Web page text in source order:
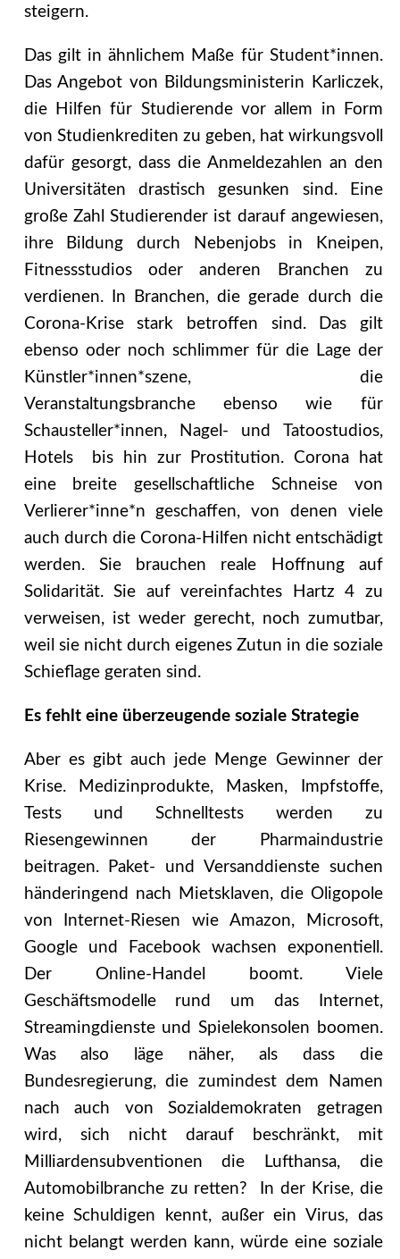
steigern.
Das gilt in ähnlichem Maße für Student*innen.
Das Angebot von Bildungsministerin Karliczek,
die Hilfen für Studierende vor allem in Form
von Studienkrediten zu geben, hat wirkungsvoll
dafür gesorgt, dass die Anmeldezahlen an den
Universitäten drastisch gesunken sind. Eine
große Zahl Studierender ist darauf angewiesen,
ihre Bildung durch Nebenjobs in Kneipen,
Fitnessstudios oder anderen Branchen zu
verdienen. In Branchen, die gerade durch die
Corona-Krise stark betroffen sind. Das gilt
ebenso oder noch schlimmer für die Lage der
Künstler*innen*szene, die
Veranstaltungsbranche ebenso wie für
Schausteller*innen, Nagel- und Tatoostudios,
Hotels bis hin zur Prostitution. Corona hat
eine breite gesellschaftliche Schneise von
Verlierer*inne*n geschaffen, von denen viele
auch durch die Corona-Hilfen nicht entschädigt
werden. Sie brauchen reale Hoffnung auf
Solidarität. Sie auf vereinfachtes Hartz 4 zu
verweisen, ist weder gerecht, noch zumutbar,
weil sie nicht durch eigenes Zutun in die soziale
Schieflage geraten sind.
Es fehlt eine überzeugende soziale Strategie
Aber es gibt auch jede Menge Gewinner der
Krise. Medizinprodukte, Masken, Impfstoffe,
Tests und Schnelltests werden zu
Riesengewinnen der Pharmaindustrie
beitragen. Paket- und Versanddienste suchen
händeringend nach Mietsklaven, die Oligopole
von Internet-Riesen wie Amazon, Microsoft,
Google und Facebook wachsen exponentiell.
Der Online-Handel boomt. Viele
Geschäftsmodelle rund um das Internet,
Streamingdienste und Spielekonsolen boomen.
Was also läge näher, als dass die
Bundesregierung, die zumindest dem Namen
nach auch von Sozialdemokraten getragen
wird, sich nicht darauf beschränkt, mit
Milliardensubventionen die Lufthansa, die
Automobilbranche zu retten? In der Krise, die
keine Schuldigen kennt, außer ein Virus, das
nicht belangt werden kann, würde eine soziale